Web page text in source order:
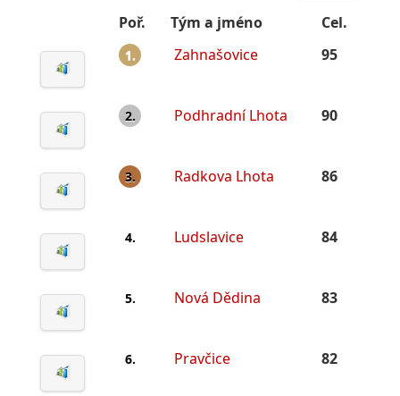
Poř. Tým a jméno Cel.
1. Zahnašovice 95
2. Podhradní Lhota 90
3. Radkova Lhota 86
4. Ludslavice 84
5. Nová Dědina 83
6. Pravčice 82